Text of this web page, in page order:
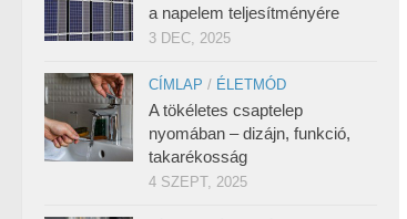
a napelem teljesítményére
3 DEC, 2025
CÍMLAP / ÉLETMÓD
A tökéletes csaptelep
nyomában – dizájn, funkció,
takarékosság
4 SZEPT, 2025